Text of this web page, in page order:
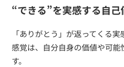
“できる”を実感する自
「ありがとう」が返ってくる
感覚は、自分自身の価値や可能
す。